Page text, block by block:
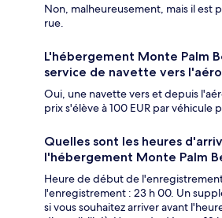
Non, malheureusement, mais il est
rue.
L'hébergement Monte Palm
service de navette vers
Oui, une navette vers et depuis
prix s'élève à 100 EUR par véhicule
Quelles sont les heures
l'hébergement Monte Palm
Heure de début de
l'enregistrement : 23 h 00. Un
si vous souhaitez arriver avant